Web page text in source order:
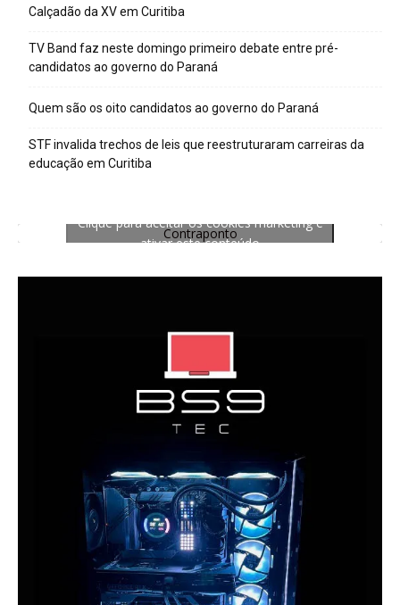
Calçadão da XV em Curitiba
TV Band faz neste domingo primeiro debate entre pré-
candidatos ao governo do Paraná
Quem são os oito candidatos ao governo do Paraná
STF invalida trechos de leis que reestruturaram carreiras da
educação em Curitiba
Contraponto
Clique para aceitar os cookies marketing e
ativar este conteúdo